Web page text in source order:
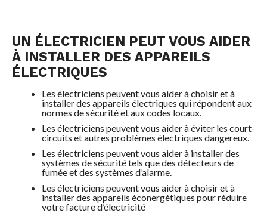
UN ÉLECTRICIEN PEUT VOUS AIDER
À INSTALLER DES APPAREILS
ÉLECTRIQUES
Les électriciens peuvent vous aider à choisir et à
installer des appareils électriques qui répondent aux
normes de sécurité et aux codes locaux.
Les électriciens peuvent vous aider à éviter les court-
circuits et autres problèmes électriques dangereux.
Les électriciens peuvent vous aider à installer des
systèmes de sécurité tels que des détecteurs de
fumée et des systèmes d’alarme.
Les électriciens peuvent vous aider à choisir et à
installer des appareils éconergétiques pour réduire
votre facture d’électricité